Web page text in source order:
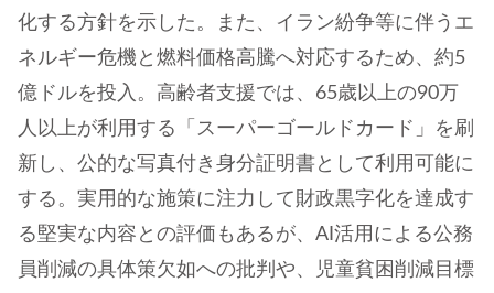
化する方針を示した。また、イラン紛争等に伴うエ
ネルギー危機と燃料価格高騰へ対応するため、約5
億ドルを投入。高齢者支援では、65歳以上の90万
人以上が利用する「スーパーゴールドカード」を刷
新し、公的な写真付き身分証明書として利用可能に
する。実用的な施策に注力して財政黒字化を達成す
る堅実な内容との評価もあるが、AI活用による公務
員削減の具体策欠如への批判や、児童貧困削減目標